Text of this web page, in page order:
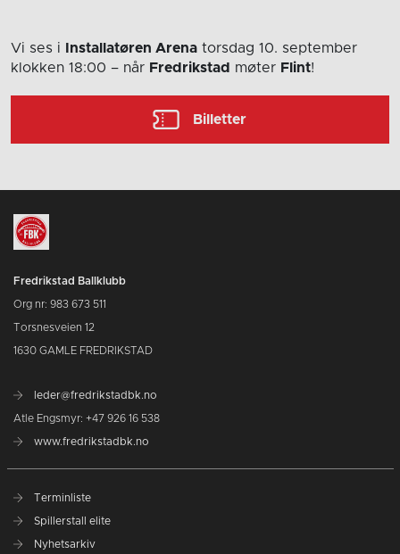
Vi ses i Installatøren Arena torsdag 10. september
klokken 18:00 – når Fredrikstad møter Flint!
Billetter
Fredrikstad Ballklubb
Org nr: 983 673 511
Torsnesveien 12
1630 GAMLE FREDRIKSTAD
leder@fredrikstadbk.no
Atle Engsmyr: +47 926 16 538
www.fredrikstadbk.no
Terminliste
Spillerstall elite
Nyhetsarkiv